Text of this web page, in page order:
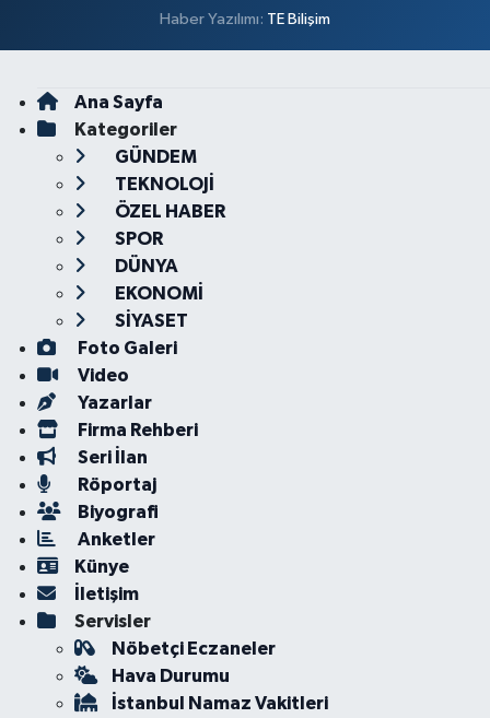
Haber Yazılımı: TE Bilişim
Ana Sayfa
Kategoriler
GÜNDEM
TEKNOLOJİ
ÖZEL HABER
SPOR
DÜNYA
EKONOMİ
SİYASET
Foto Galeri
Video
Yazarlar
Firma Rehberi
Seri İlan
Röportaj
Biyografi
Anketler
Künye
İletişim
Servisler
Nöbetçi Eczaneler
Hava Durumu
İstanbul Namaz Vakitleri